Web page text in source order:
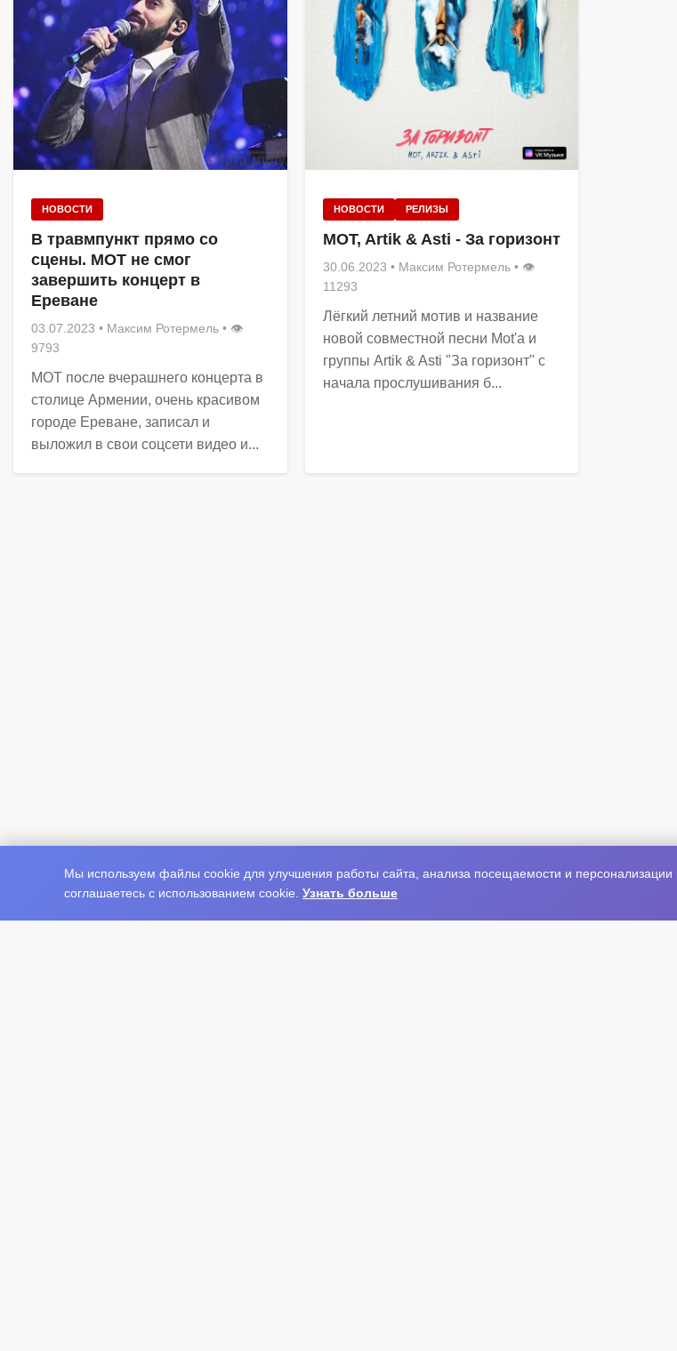
НОВОСТИ
В травмпункт прямо со
сцены. МОТ не смог
завершить концерт в
Ереване
03.07.2023 • Максим Ротермель • 👁
9793
МОТ после вчерашнего концерта в
столице Армении, очень красивом
городе Ереване, записал и
выложил в свои соцсети видео и...
НОВОСТИ РЕЛИЗЫ
MOT, Artik & Asti - За горизонт
30.06.2023 • Максим Ротермель • 👁
11293
Лёгкий летний мотив и название
новой совместной песни Mot'а и
группы Artik & Asti "За горизонт" с
начала прослушивания б...
Мы используем файлы cookie для улучшения работы сайта, анализа посещаемости и персонализации
соглашаетесь с использованием cookie. Узнать больше